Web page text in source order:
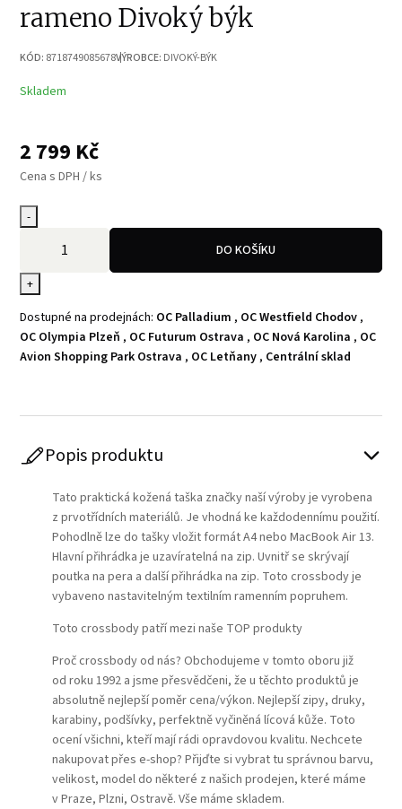
rameno Divoký býk
KÓD: 8718749085678VÝROBCE: DIVOKÝ-BÝK
Skladem
2 799 Kč
Cena s DPH / ks
-
+
DO KOŠÍKU
Dostupné na prodejnách: OC Palladium , OC Westfield Chodov ,
OC Olympia Plzeň , OC Futurum Ostrava , OC Nová Karolina , OC
Avion Shopping Park Ostrava , OC Letňany , Centrální sklad
Popis produktu
Tato praktická kožená taška značky naší výroby je vyrobena
z prvotřídních materiálů. Je vhodná ke každodennímu použití.
Pohodlně lze do tašky vložit formát A4 nebo MacBook Air 13.
Hlavní přihrádka je uzavíratelná na zip. Uvnitř se skrývají
poutka na pera a další přihrádka na zip. Toto crossbody je
vybaveno nastavitelným textilním ramenním popruhem.
Toto crossbody patří mezi naše TOP produkty
Proč crossbody od nás? Obchodujeme v tomto oboru již
od roku 1992 a jsme přesvědčeni, že u těchto produktů je
absolutně nejlepší poměr cena/výkon. Nejlepší zipy, druky,
karabiny, podšívky, perfektně vyčiněná lícová kůže. Toto
ocení všichni, kteří mají rádi opravdovou kvalitu. Nechcete
nakupovat přes e-shop? Přijďte si vybrat tu správnou barvu,
velikost, model do některé z našich prodejen, které máme
v Praze, Plzni, Ostravě. Vše máme skladem.